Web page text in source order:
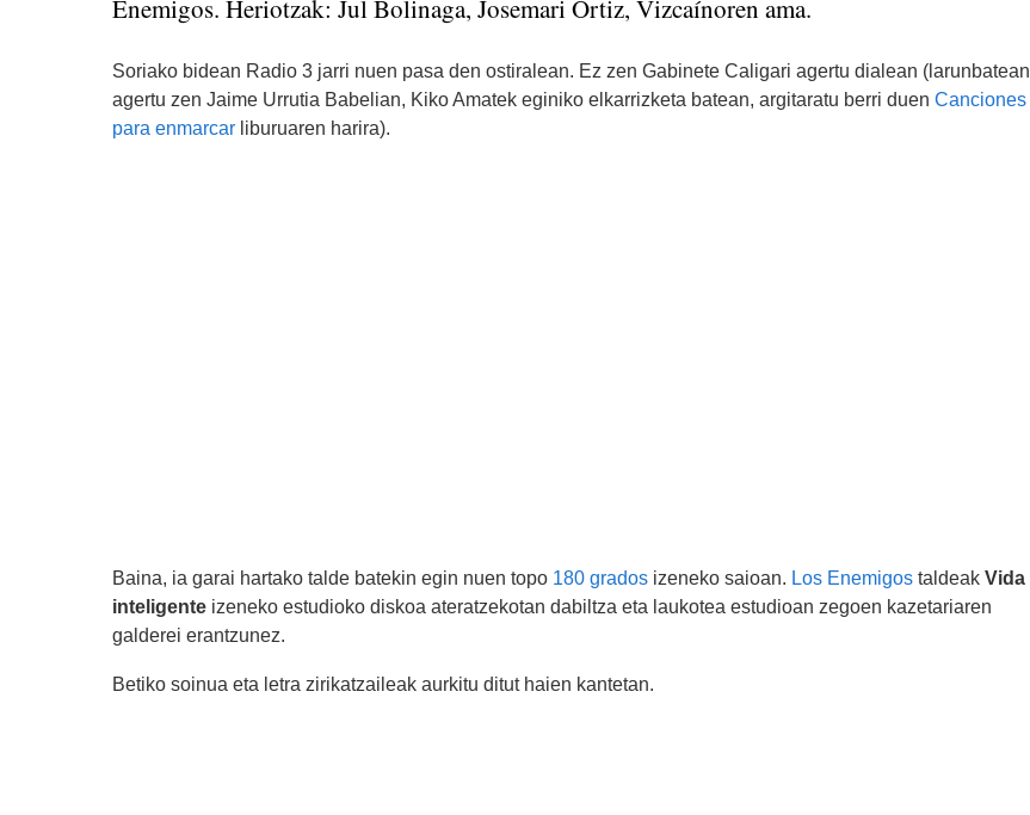
Enemigos. Heriotzak: Jul Bolinaga, Josemari Ortiz, Vizcaínoren ama.
Soriako bidean Radio 3 jarri nuen pasa den ostiralean. Ez zen Gabinete Caligari agertu dialean (larunbatean
agertu zen Jaime Urrutia Babelian, Kiko Amatek eginiko elkarrizketa batean, argitaratu berri duen Canciones
para enmarcarliburuaren harira).
Baina, ia garai hartako talde batekin egin nuen topo 180 gradosizeneko saioan. Los Enemigostaldeak Vida
inteligenteizeneko estudioko diskoa ateratzekotan dabiltza eta laukotea estudioan zegoen kazetariaren
galderei erantzunez.
Betiko soinua eta letra zirikatzaileak aurkitu ditut haien kantetan.